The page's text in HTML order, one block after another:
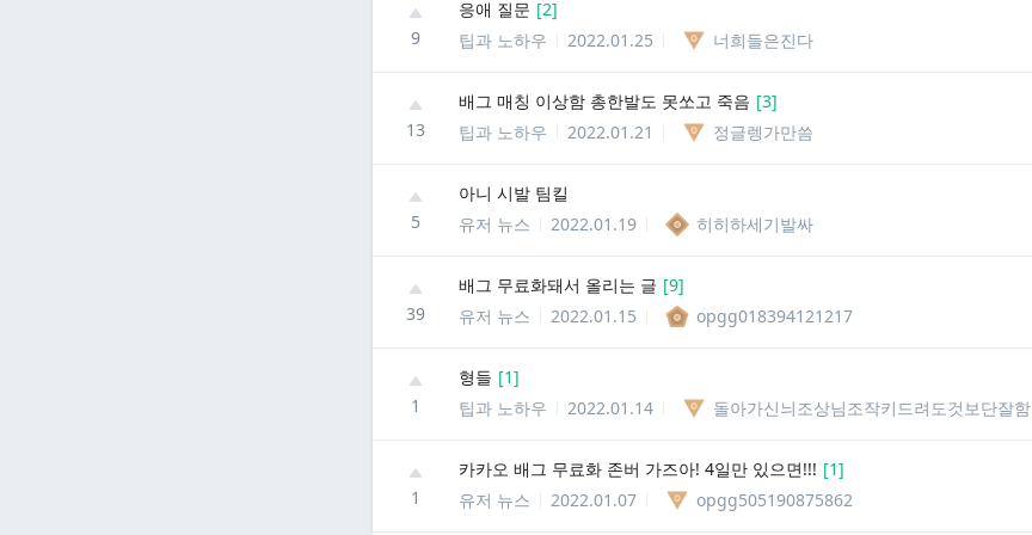
9
응애 질문 [2]
팁과 노하우
2022.01.25 너희들은진다
13
배그 매칭 이상함 총한발도 못쏘고 죽음 [3]
팁과 노하우
2022.01.21 정글렝가만씀
5
아니 시발 팀킬
유저 뉴스
2022.01.19 히히하세기발싸
39
배그 무료화돼서 올리는 글 [9]
유저 뉴스
2022.01.15 opgg018394121217
1
형들 [1]
팁과 노하우
2022.01.14 돌아가신늬조상님조작키드려도것보단잘함
1
카카오 배그 무료화 존버 가즈아! 4일만 있으면!!! [1]
유저 뉴스
2022.01.07 opgg505190875862